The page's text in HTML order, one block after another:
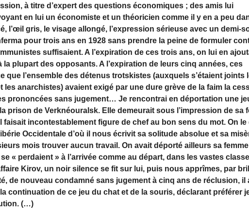
à titre d’expert des questions économiques ; des amis lui
en lui un économiste et un théoricien comme il y en a peu
l’œil gris, le visage allongé, l’expression sérieuse avec un demi-
pour trois ans en 1928 sans prendre la peine de formuler
suffisaient. A l’expiration de ces trois ans, on lui en
plupart des opposants. A l’expiration de leurs cinq années, ces
que l’ensemble des détenus trotskistes (auxquels s’étaient joints
les anarchistes) avaient exigé par une dure grève de la faim la
prononcées sans jugement… Je rencontrai en déportation une
prison de Verknéouralsk. Elle demeurait sous l’impression de sa
faisait incontestablement figure de chef au bon sens du mot. On
Occidentale d’où il nous écrivit sa solitude absolue et sa
mois trouver aucun travail. On avait déporté ailleurs sa
« perdaient » à l’arrivée comme au départ, dans les vastes
Kirov, un noir silence se fit sur lui, puis nous apprîmes, par
de nouveau condamné sans jugement à cinq ans de réclusion, il
continuation de ce jeu du chat et de la souris, déclarant préférer
(…)